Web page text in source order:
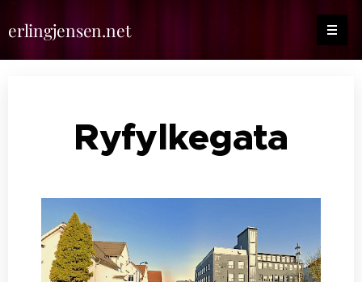
erlingjensen.net
Ryfylkegata